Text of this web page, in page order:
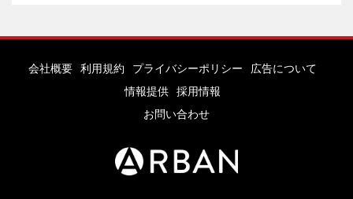
会社概要 利用規約 プライバシーポリシー
広告について
情報提供
採用情報
お問い合わせ